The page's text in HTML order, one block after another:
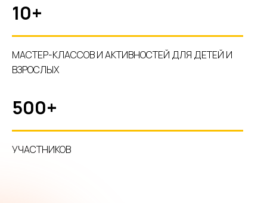
10+
МАСТЕР-КЛАССОВ И АКТИВНОСТЕЙ ДЛЯ ДЕТЕЙ И
ВЗРОСЛЫХ
500+
УЧАСТНИКОВ